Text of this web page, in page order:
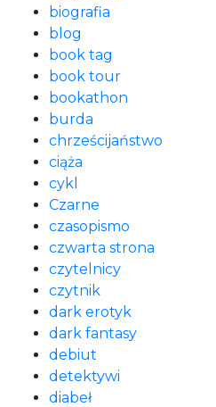
biografia
blog
book tag
book tour
bookathon
burda
chrześcijaństwo
ciąża
cykl
Czarne
czasopismo
czwarta strona
czytelnicy
czytnik
dark erotyk
dark fantasy
debiut
detektywi
diabeł